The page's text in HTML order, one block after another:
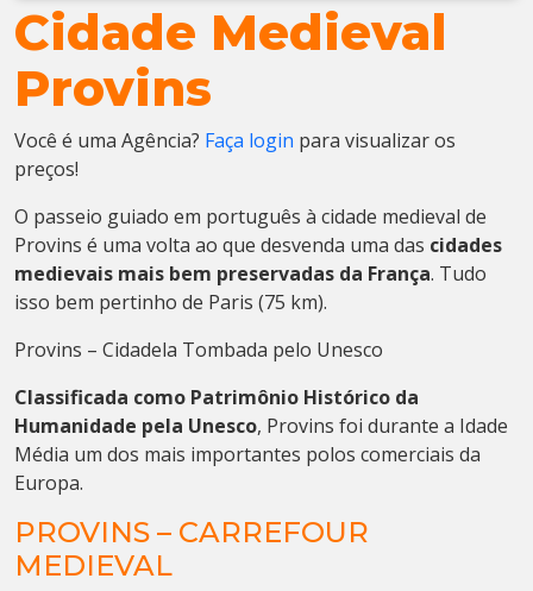
Cidade Medieval
Provins
Você é uma Agência? Faça login para visualizar os
preços!
O passeio guiado em português à cidade medieval de
Provins é uma volta ao que desvenda uma das cidades
medievais mais bem preservadas da França. Tudo
isso bem pertinho de Paris (75 km).
Provins – Cidadela Tombada pelo Unesco
Classificada como Patrimônio Histórico da
Humanidade pela Unesco, Provins foi durante a Idade
Média um dos mais importantes polos comerciais da
Europa.
PROVINS – CARREFOUR
MEDIEVAL